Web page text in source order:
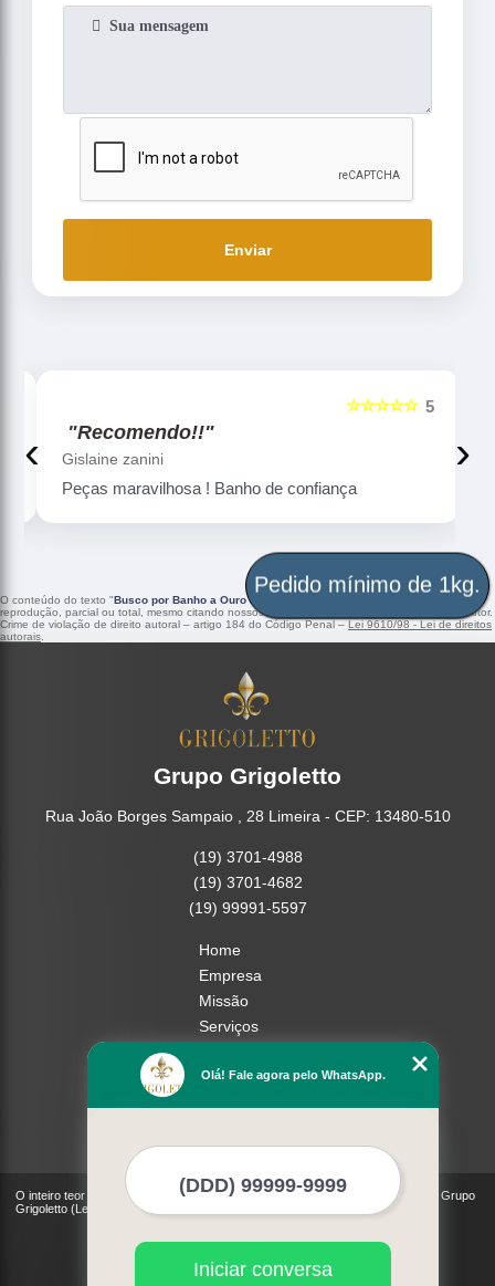
Enviar
5
☆☆☆☆☆
"Recomendo!!"
Gislaine zanini
Peças maravilhosa ! Banho de confiança
‹ ›
O conteúdo do texto "Busco por Banho a Ouro Santa Catarina
" é de direito reservado. Sua
reprodução, parcial ou total, mesmo citando nossos links, é proibida sem a autorização do autor.
Crime de violação de direito autoral – artigo 184 do Código Penal –Lei 9610/98 - Lei de direitos
autorais
Grupo Grigoletto
Rua João Borges Sampaio , 28 Limeira - CEP: 13480-510
(19) 3701-4988
(19) 3701-4682
(19) 99991-5597
Home
Empresa
Missão
Serviços
Mapa do site
O inteiro teor deste site está sujeito à proteção de direitos autorais. Copyright© Grupo
Grigoletto (Lei 9610 de 19/02/1998)
Olá! Fale agora pelo WhatsApp.
Iniciar conversa
Pedido mínimo de 1kg.